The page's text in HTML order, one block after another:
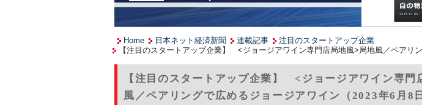
Home 日本ネット経済新聞 連載記事
注目のスタートアップ企業
【注目のスタートアップ企業】 <ジョージアワイン専門店局地風>局地風／ペアリ
【注目のスタートアップ企業】 <ジョージアワイン専門
風／ペアリングで広めるジョージアワイン（2023年6月8